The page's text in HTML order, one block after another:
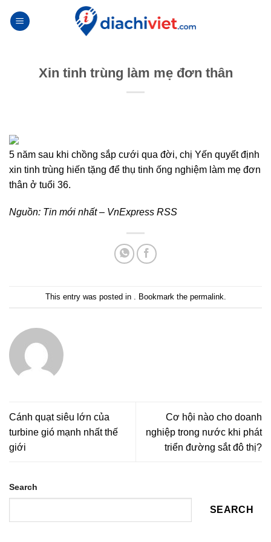
Xin tinh trùng làm mẹ đơn thân
5 năm sau khi chồng sắp cưới qua đời, chị Yến quyết định
xin tinh trùng hiến tặng để thụ tinh ống nghiệm làm mẹ đơn
thân ở tuổi 36.
Nguồn: Tin mới nhất – VnExpress RSS
This entry was posted in . Bookmark the permalink
Cánh quạt siêu lớn của
turbine gió mạnh nhất thế
giới
Cơ hội nào cho doanh
nghiệp trong nước khi phát
triển đường sắt đô thị?
Search
SEARCH